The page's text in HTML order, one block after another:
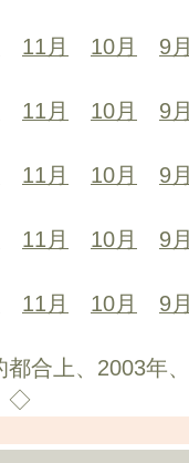
11月 10月
9
11月 10月
9
11月 10月
9
11月 10月
9
11月 10月
9
合上、2003年
◇